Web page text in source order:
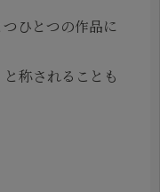
ひとつの作品に
称されることも